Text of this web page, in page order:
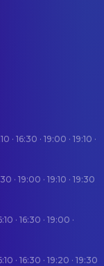
· 16:30 · 19:00 · 19:10 ·
· 19:00 · 19:10 · 19:30
· 16:30 · 19:00 ·
· 16:30 · 19:20 · 19:30